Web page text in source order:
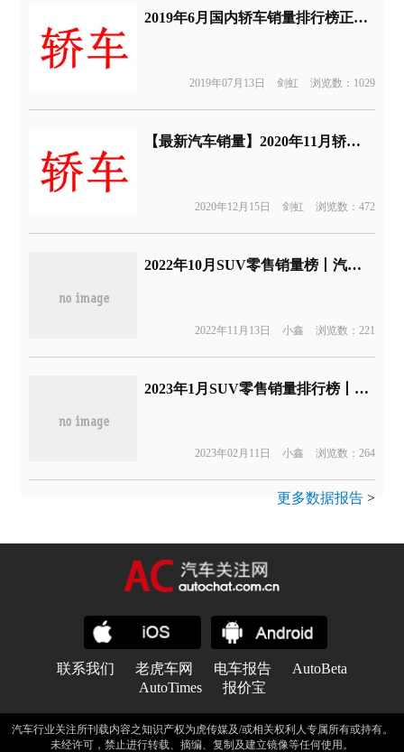
2019年6月国内轿车销量排行榜正式公布——汽车行业关注
2019年07月13日 剑虹 浏览数：1029
【最新汽车销量】2020年11月轿车销量排行榜，轿车销量榜单
2020年12月15日 剑虹 浏览数：472
2022年10月SUV零售销量榜丨汽车行业关注
2022年11月13日 小鑫 浏览数：221
2023年1月SUV零售销量排行榜丨汽车行业关注
2023年02月11日 小鑫 浏览数：264
更多数据报告>
联系我们 老虎车网 电车报告
AutoBeta
AutoTimes
报价宝
汽车行业关注所刊载内容之知识产权为虎传媒及/或相关权利人专属所有或持有。
未经许可，禁止进行转载、摘编、复制及建立镜像等任何使用。